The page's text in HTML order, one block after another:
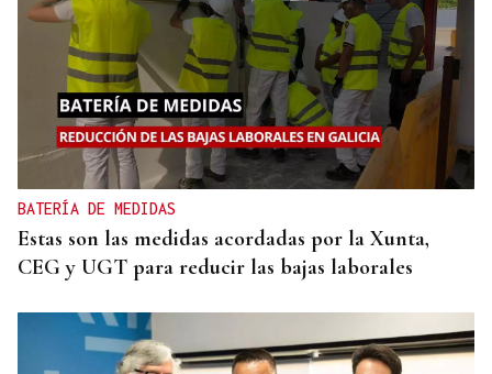
BATERÍA DE MEDIDAS
Estas son las medidas acordadas por la Xunta,
CEG y UGT para reducir las bajas laborales